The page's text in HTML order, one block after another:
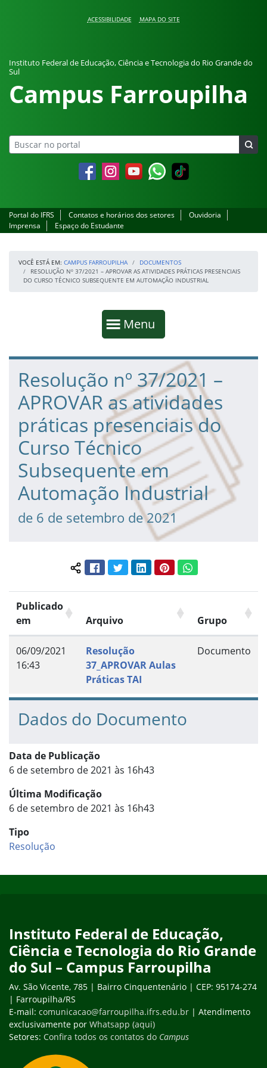
ACESSIBILIDADE MAPA DO SITE
Instituto Federal de Educação, Ciência e Tecnologia do Rio Grande do
Sul
Campus Farroupilha
FacebookInstagramYouTubeWhatsapp
Portal do IFRS Contatos e horários dos setores
Ouvidoria
Imprensa
Espaço do Estudante
VOCÊ ESTÁ EM: CAMPUS FARROUPILHA
DOCUMENTOS
RESOLUÇÃO Nº 37/2021 – APROVAR AS ATIVIDADES PRÁTICAS PRESENCIAIS
DO CURSO TÉCNICO SUBSEQUENTE EM AUTOMAÇÃO INDUSTRIAL
Mostrar
Menu
Fim da navegação
Início do conteúdo
Resolução nº 37/2021 –
APROVAR as atividades
práticas presenciais do
Curso Técnico
Subsequente em
Automação Industrial
de 6 de setembro de 2021
Compartilhar conteúdo:
FacebookTwitterLinkedInPinterestWhatsApp
Publicado
em
Arquivo Grupo
06/09/2021
16:43
Resolução
37_APROVAR Aulas
Práticas TAI
Documento
Dados do Documento
Data de Publicação
6 de setembro de 2021 às 16h43
Última Modificação
6 de setembro de 2021 às 16h43
Tipo
Resolução
Instituto Federal de Educação,
Ciência e Tecnologia do Rio Grande
do Sul – Campus Farroupilha
Av. São Vicente, 785 | Bairro Cinquentenário | CEP: 95174-274
| Farroupilha/RS
E-mail: comunicacao@farroupilha.ifrs.edu.br | Atendimento
exclusivamente por Whatsapp (aqui)
Setores: Confira todos os contatos do Campus